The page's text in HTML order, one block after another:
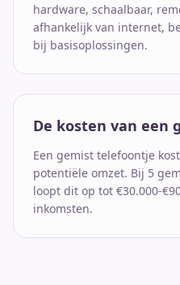
hardware, schaalbaar,
afhankelijk van internet,
bij basisoplossingen.
De kosten van een
Een gemist telefoontje
potentiële omzet. Bij 5
loopt dit op tot €30.000-
inkomsten.